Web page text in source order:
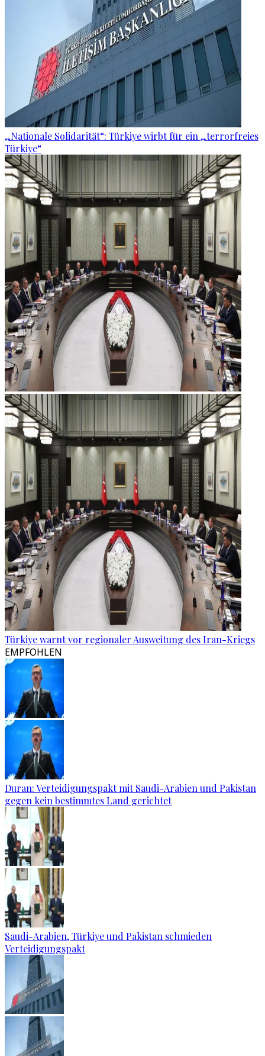
„Nationale Solidarität“: Türkiye wirbt für ein „terrorfreies
Türkiye“
Türkiye warnt vor regionaler Ausweitung des Iran-Kriegs
EMPFOHLEN
Duran: Verteidigungspakt mit Saudi-Arabien und Pakistan
gegen kein bestimmtes Land gerichtet
Saudi-Arabien, Türkiye und Pakistan schmieden
Verteidigungspakt